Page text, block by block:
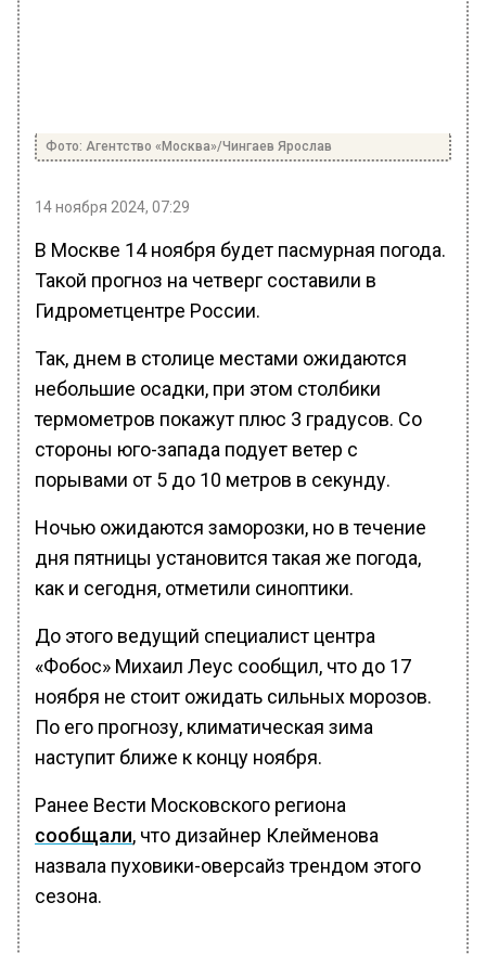
Фото: Агентство «Москва»/Чингаев Ярослав
14 ноября 2024, 07:29
В Москве 14 ноября будет пасмурная погода.
Такой прогноз на четверг составили в
Гидрометцентре России.
Так, днем в столице местами ожидаются
небольшие осадки, при этом столбики
термометров покажут плюс 3 градусов. Со
стороны юго-запада подует ветер с
порывами от 5 до 10 метров в секунду.
Ночью ожидаются заморозки, но в течение
дня пятницы установится такая же погода,
как и сегодня, отметили синоптики.
До этого ведущий специалист центра
«Фобос» Михаил Леус сообщил, что до 17
ноября не стоит ожидать сильных морозов.
По его прогнозу, климатическая зима
наступит ближе к концу ноября.
Ранее Вести Московского региона
сообщали, что дизайнер Клейменова
назвала пуховики-оверсайз трендом этого
сезона.